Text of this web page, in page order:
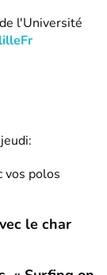
l'Université
vos polos
le char